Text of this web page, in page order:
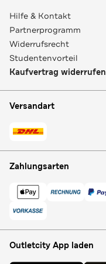
Hilfe & Kontakt
Partnerprogramm
Widerrufsrecht
Studentenvorteil
Kaufvertrag widerrufen
Versandart
Zahlungsarten
Outletcity App laden